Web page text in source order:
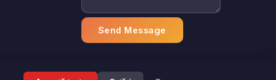
Send Message